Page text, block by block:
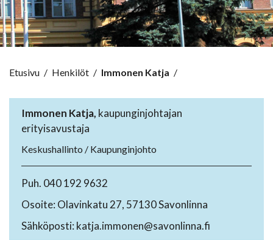
Etusivu / Henkilöt / Immonen Katja /
Immonen Katja, kaupunginjohtajan
erityisavustaja
Keskushallinto / Kaupunginjohto
Puh. 040 192 9632
Osoite: Olavinkatu 27, 57130 Savonlinna
Sähköposti: katja.immonen@savonlinna.fi